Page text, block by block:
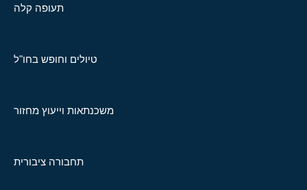
תעופה קלה
טיולים וחופש בחו"ל
משכנתאות וייעוץ מחזור
תחבורה ציבורית